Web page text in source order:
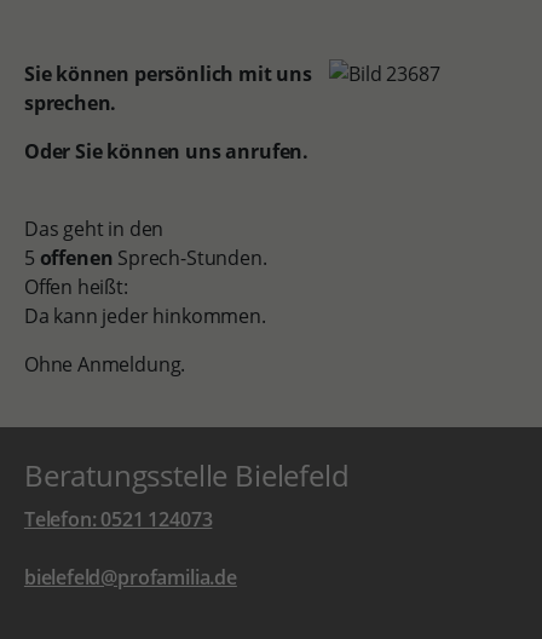
Sie können persönlich mit uns
sprechen.
Oder Sie können uns anrufen.
Das geht in den
5 offenen Sprech-Stunden.
Offen heißt:
Da kann jeder hinkommen.
Ohne Anmeldung.
Beratungsstelle Bielefeld
Telefon: 0521 124073
bielefeld@profamilia.de